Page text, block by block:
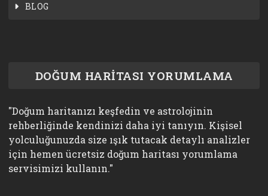
BLOG
DOĞUM HARİTASI YORUMLAMA
"Doğum haritanızı keşfedin ve astrolojinin
rehberliğinde kendinizi daha iyi tanıyın. Kişisel
yolculuğunuzda size ışık tutacak detaylı analizler
için hemen ücretsiz doğum haritası yorumlama
servisimizi kullanın."